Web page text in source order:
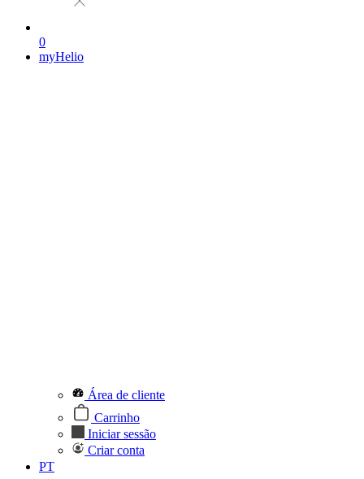
0
myHelio
Área de cliente
Carrinho
Iniciar sessão
Criar conta
PT